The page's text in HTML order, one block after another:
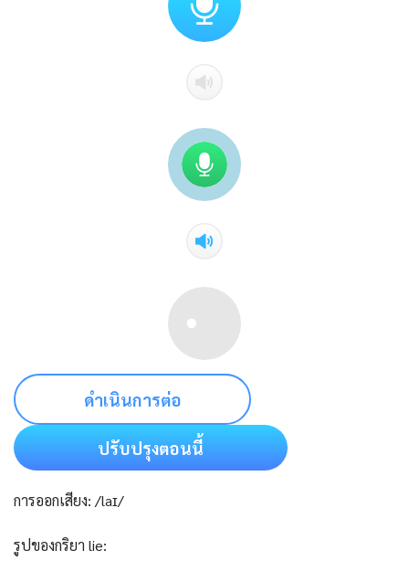
ดำเนินการต่อ
ปรับปรุงตอนนี้
การออกเสียง: /laɪ/
รูปของกริยา lie: